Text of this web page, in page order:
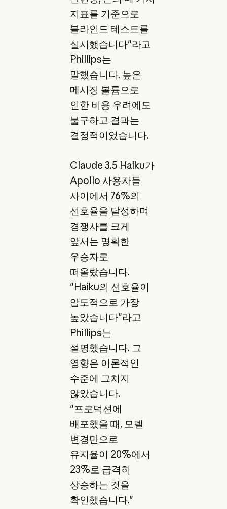
지표를 기준으로
블라인드 테스트를
실시했습니다"라고
Phillips는
말했습니다. 높은
메시징 볼륨으로
인한 비용 우려에도
불구하고 결과는
결정적이었습니다.
Claude 3.5 Haiku가
Apollo 사용자들
사이에서 76%의
선호율을 달성하며
경쟁사를 크게
앞서는 명확한
우승자로
떠올랐습니다.
"Haiku의 선호율이
압도적으로 가장
높았습니다"라고
Phillips는
설명했습니다. 그
영향은 이론적인
수준에 그치지
않았습니다.
"프로덕션에
배포했을 때, 모델
변경만으로
유지율이 20%에서
23%로 급격히
상승하는 것을
확인했습니다."